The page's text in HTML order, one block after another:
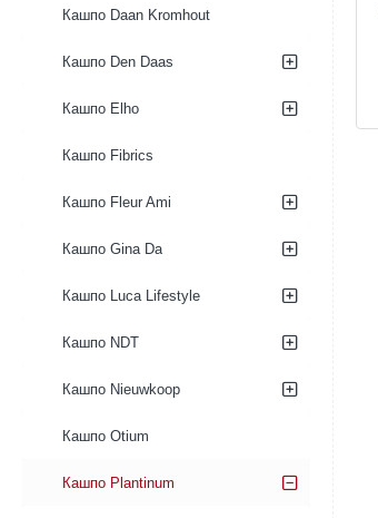
Кашпо Daan Kromhout
Кашпо Den Daas
Кашпо Elho
Кашпо Fibrics
Кашпо Fleur Ami
Кашпо Gina Da
Кашпо Luca Lifestyle
Кашпо NDT
Кашпо Nieuwkoop
Кашпо Otium
Кашпо Plantinum